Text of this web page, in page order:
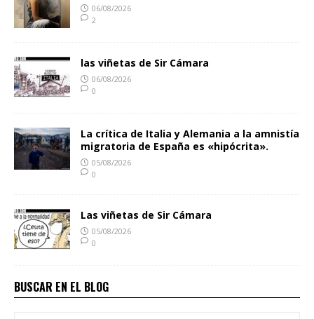
06/08/2026
2
las viñetas de Sir Cámara
06/08/2026
0
La crítica de Italia y Alemania a la amnistía
migratoria de España es «hipócrita».
05/08/2026
0
Las viñetas de Sir Cámara
05/08/2026
0
BUSCAR EN EL BLOG